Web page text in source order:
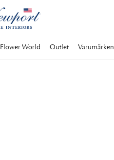
Flower World Outlet Varumärken